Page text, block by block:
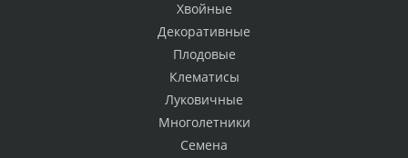
Хвойные
Декоративные
Плодовые
Клематисы
Луковичные
Многолетники
Семена